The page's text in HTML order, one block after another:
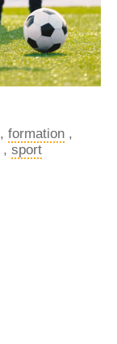
, formation ,
, sport